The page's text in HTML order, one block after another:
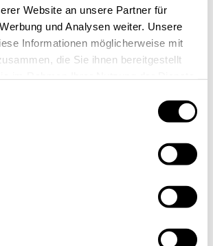
Website an unsere Partner für
und Analysen weiter. Unsere
Informationen möglicherweise mit
die Sie ihnen bereitgestellt
hochzuhalten und den “Can do”-
und das wichtige Gefühl von “Wir
Arbeit” mit einem ausgeprägten Wir-
Am digitalen Wasserspender
Es wird sich auch mal über die
ausgetauscht oder in die beste
Musik der Kolleginnen und Kollegen